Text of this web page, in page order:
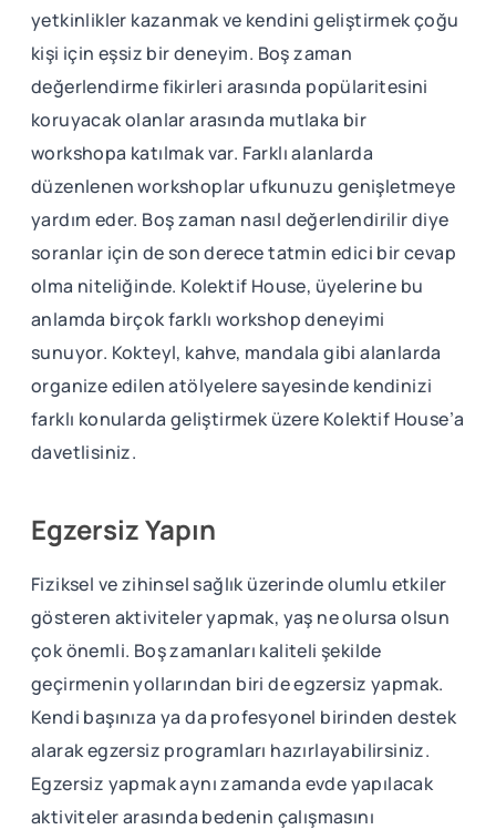
yetkinlikler kazanmak ve kendini geliştirmek çoğu
kişi için eşsiz bir deneyim. Boş zaman
değerlendirme fikirleri arasında popülaritesini
koruyacak olanlar arasında mutlaka bir
workshopa katılmak var. Farklı alanlarda
düzenlenen workshoplar ufkunuzu genişletmeye
yardım eder. Boş zaman nasıl değerlendirilir diye
soranlar için de son derece tatmin edici bir cevap
olma niteliğinde. Kolektif House, üyelerine bu
anlamda birçok farklı workshop deneyimi
sunuyor. Kokteyl, kahve, mandala gibi alanlarda
organize edilen atölyelere sayesinde kendinizi
farklı konularda geliştirmek üzere Kolektif House’a
davetlisiniz.
Egzersiz Yapın
Fiziksel ve zihinsel sağlık üzerinde olumlu etkiler
gösteren aktiviteler yapmak, yaş ne olursa olsun
çok önemli. Boş zamanları kaliteli şekilde
geçirmenin yollarından biri de egzersiz yapmak.
Kendi başınıza ya da profesyonel birinden destek
alarak egzersiz programları hazırlayabilirsiniz.
Egzersiz yapmak aynı zamanda evde yapılacak
aktiviteler arasında bedenin çalışmasını